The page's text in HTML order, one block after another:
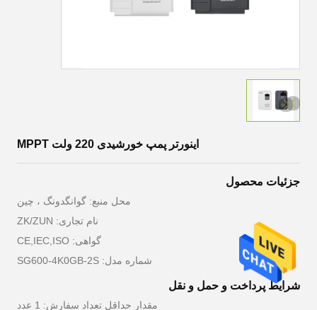
اینورتر پمپ خورشیدی 220 ولت MPPT
جزئیات محصول
محل منبع: گوانگدونگ ، چین
نام تجاری: ZK/ZUN
گواهی: CE,IEC,ISO
شماره مدل: SG600-4K0GB-2S
شرایط پرداخت و حمل و نقل
مقدار حداقل تعداد سفارش: 1 عدد